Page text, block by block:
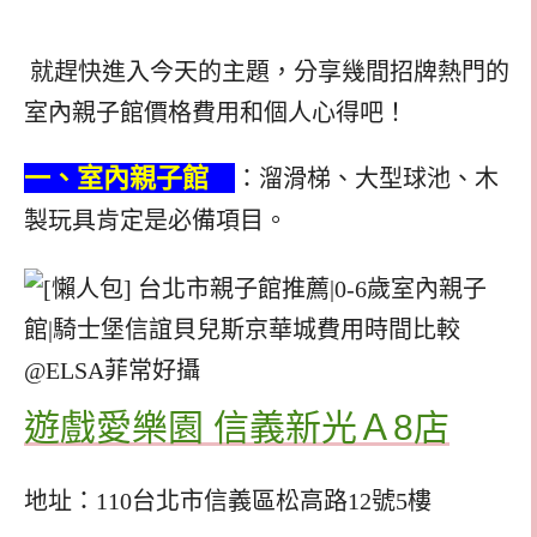
就趕快進入今天的主題，分享幾間招牌熱門的
室內親子館價格費用和個人心得吧！
一、室內親子館
：溜滑梯、大型球池、木
製玩具肯定是必備項目。
遊戲愛樂園 信義新光Ａ8店
地址：110台北市信義區松高路12號5樓